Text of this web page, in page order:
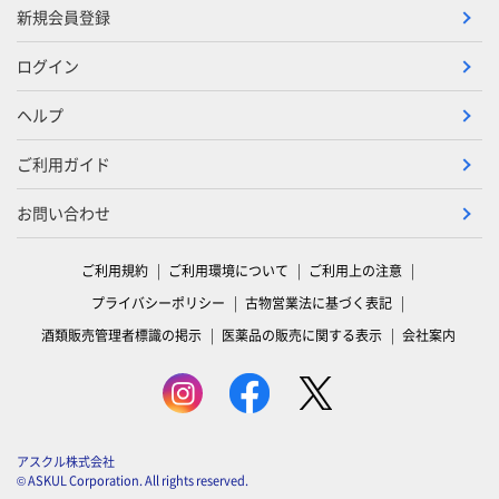
新規会員登録
ログイン
ヘルプ
ご利用ガイド
お問い合わせ
ご利用規約 ご利用環境について
ご利用上の注意
プライバシーポリシー
古物営業法に基づく表記
酒類販売管理者標識の掲示
医薬品の販売に関する表示 会社案内
アスクル株式会社
© ASKUL Corporation. All rights reserved.